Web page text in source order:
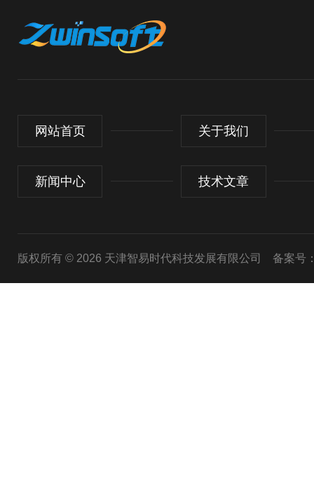
网站首页 关于我们
新闻中心 技术文章
版权所有 © 2026 天津智易时代科技发展有限公司 备案号